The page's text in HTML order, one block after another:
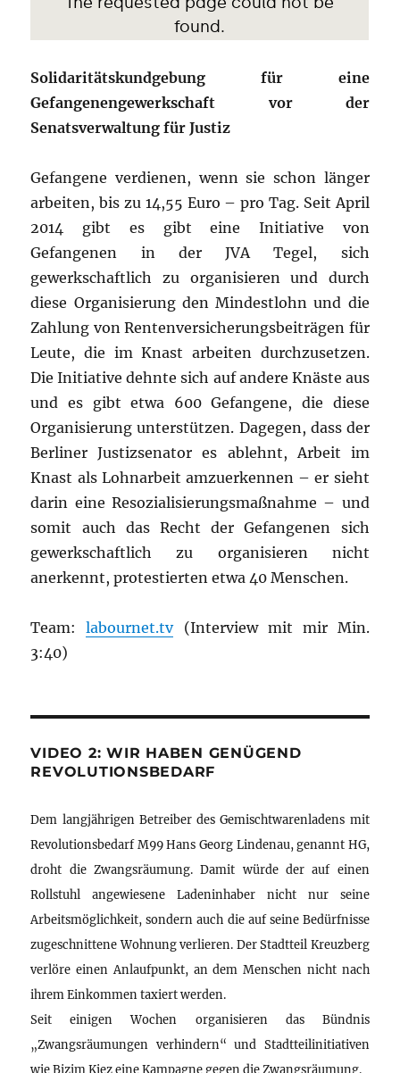
Solidaritätskundgebung für eine
Gefangenengewerkschaft vor der
Senatsverwaltung für Justiz
Gefangene verdienen, wenn sie schon länger
arbeiten, bis zu 14,55 Euro – pro Tag. Seit April
2014 gibt es gibt eine Initiative von
Gefangenen in der JVA Tegel, sich
gewerkschaftlich zu organisieren und durch
diese Organisierung den Mindestlohn und die
Zahlung von Rentenversicherungsbeiträgen für
Leute, die im Knast arbeiten durchzusetzen.
Die Initiative dehnte sich auf andere Knäste aus
und es gibt etwa 600 Gefangene, die diese
Organisierung unterstützen. Dagegen, dass der
Berliner Justizsenator es ablehnt, Arbeit im
Knast als Lohnarbeit amzuerkennen – er sieht
darin eine Resozialisierungsmaßnahme – und
somit auch das Recht der Gefangenen sich
gewerkschaftlich zu organisieren nicht
anerkennt, protestierten etwa 40 Menschen.
Team:labournet.tv(Interview mit mir Min.
3:40)
VIDEO 2: WIR HABEN GENÜGEND
REVOLUTIONSBEDARF
Dem langjährigen Betreiber des Gemischtwarenladens mit
Revolutionsbedarf M99 Hans Georg Lindenau, genannt HG,
droht die Zwangsräumung. Damit würde der auf einen
Rollstuhl angewiesene Ladeninhaber nicht nur seine
Arbeitsmöglichkeit, sondern auch die auf seine Bedürfnisse
zugeschnittene Wohnung verlieren. Der Stadtteil Kreuzberg
verlöre einen Anlaufpunkt, an dem Menschen nicht nach
ihrem Einkommen taxiert werden.
Seit einigen Wochen organisieren das Bündnis
„Zwangsräumungen verhindern“ und Stadtteilinitiativen
wie Bizim Kiez eine Kampagne gegen die Zwangsräumung.